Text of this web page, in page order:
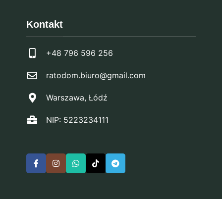
Kontakt
+48 796 596 256
ratodom.biuro@gmail.com
Warszawa, Łódź
NIP: 5223234111